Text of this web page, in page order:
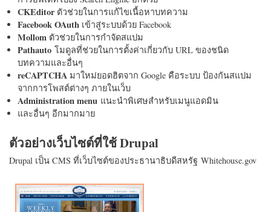
CKEditorตัวช่วยในการแก้ไขเนื้อหาบทความ
Facebook OAuth เข้าสู่ระบบด้วย Facebook
Mollom ตัวช่วยในการกำจัดสแปม
Pathauto โมดูลที่ช่วยในการตั้งค่าเกี่ยวกับ URL ของชนิด
บทความและอื่นๆ
reCAPTCHA มาใหม่ยอดฮิตจาก Google คือระบบ ป้องกันสแปม
จากการโพสต์ต่างๆ ภายในเว็บ
Administration menu แนะนำพิเศษสำหรับเมนูแอดมิน
และอื่นๆ อีกมากมาย
ตัวอย่างเว็บไซต์ที่ใช้ Drupal
Drupal เป็น CMS ที่เว็บไซต์ของประธานาธิบดีสหรัฐ Whitehouse.gov